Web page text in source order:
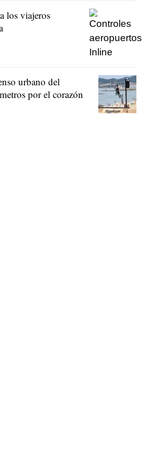
los viajeros
urbano del
por el corazón